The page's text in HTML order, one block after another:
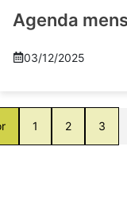
Agenda
03/12/2025
1 2 3